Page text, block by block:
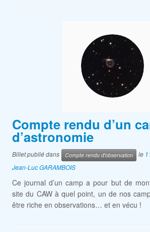
Compte rendu d’un
d’astronomie
Billet publié dans Compte rendu d'observation le
Jean-Luc GARAMBOIS
Ce journal d’un camp a pour but de
site du CAW à quel point, un de nos
être riche en observations… et en vécu !